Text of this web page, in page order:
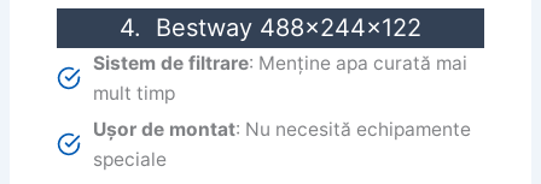
4. Bestway 488x244x122
Sistem de filtrare: Menține apa curată mai
mult timp
Ușor de montat: Nu necesită echipamente
speciale